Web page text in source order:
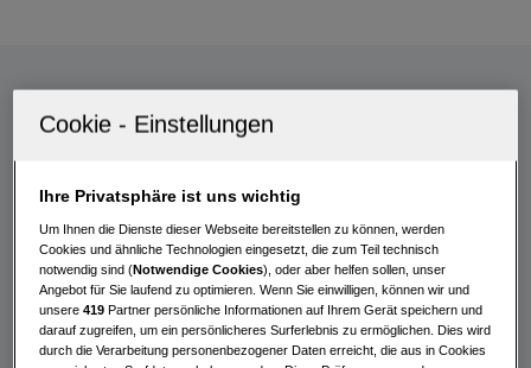
Turniere
Ihre Privatsphäre ist uns wichtig
Um Ihnen die Dienste dieser Webseite bereitstellen zu können, werden
Cookies und ähnliche Technologien eingesetzt, die zum Teil technisch
notwendig sind (Notwendige Cookies), oder aber helfen sollen, unser
Angebot für Sie laufend zu optimieren. Wenn Sie einwilligen, können wir und
unsere419 Partner persönliche Informationen auf Ihrem Gerät speichern und
darauf zugreifen, um ein persönlicheres Surferlebnis zu ermöglichen. Dies wird
durch die Verarbeitung personenbezogener Daten erreicht, die aus in Cookies